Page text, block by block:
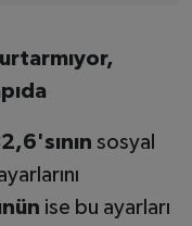
sosyal
ise bu ayarları